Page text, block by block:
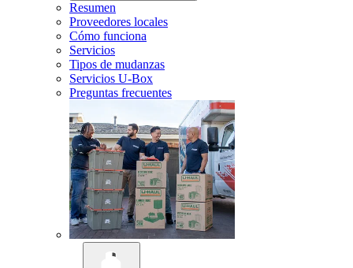
Resumen
Proveedores locales
Cómo funciona
Servicios
Tipos de mudanzas
Servicios U-Box
Preguntas frecuentes